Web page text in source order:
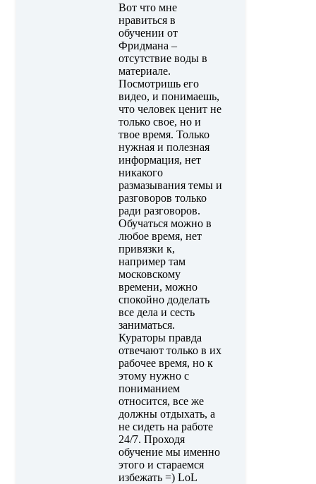
Вот что мне
нравиться в
обучении от
Фридмана –
отсутствие воды в
материале.
Посмотришь его
видео, и понимаешь,
что человек ценит не
только свое, но и
твое время. Только
нужная и полезная
информация, нет
никакого
размазывания темы и
разговоров только
ради разговоров.
Обучаться можно в
любое время, нет
привязки к,
например там
московскому
времени, можно
спокойно доделать
все дела и сесть
заниматься.
Кураторы правда
отвечают только в их
рабочее время, но к
этому нужно с
пониманием
относится, все же
должны отдыхать, а
не сидеть на работе
24/7. Проходя
обучение мы именно
этого и стараемся
избежать =) LoL